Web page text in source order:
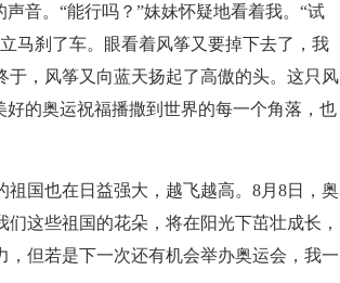
音。“能行吗？”妹妹怀疑地看着我。“试
马刹了车。眼看着风筝又要掉下去了，我
，风筝又向蓝天扬起了高傲的头。这只风
的奥运祝福播撒到世界的每一个角落，也
国也在日益强大，越飞越高。8月8日，奥
这些祖国的花朵，将在阳光下茁壮成长，
但若是下一次还有机会举办奥运会，我一